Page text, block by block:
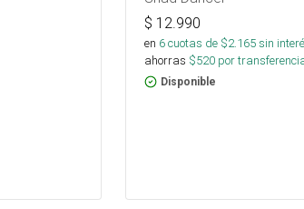
$ 12.990
en 6cuotas de $2.165sin
ahorras $520por
Disponible